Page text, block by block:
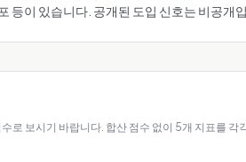
등이 있습니다. 공개된 도입 신호는 비공개
로 보시기 바랍니다. 합산 점수 없이 5개 지표를 각